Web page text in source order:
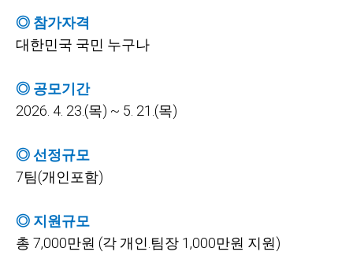
◎ 참가자격
대한민국 국민 누구나
◎ 공모기간
2026. 4. 23.(목) ~ 5. 21.(목)
◎ 선정규모
7팀(개인포함)
◎ 지원규모
총 7,000만원 (각 개인.팀장 1,000만원 지원)